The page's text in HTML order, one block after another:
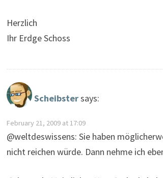
Herzlich
Ihr Erdge Schoss
Scheibstersays:
February 21, 2009 at 17:09
@weltdeswissens: Sie haben
nicht reichen würde. Dann nehme ich